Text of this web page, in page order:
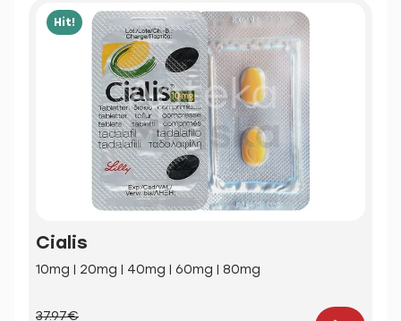
Hit!
Cialis
10mg | 20mg | 40mg | 60mg | 80mg
37.97€